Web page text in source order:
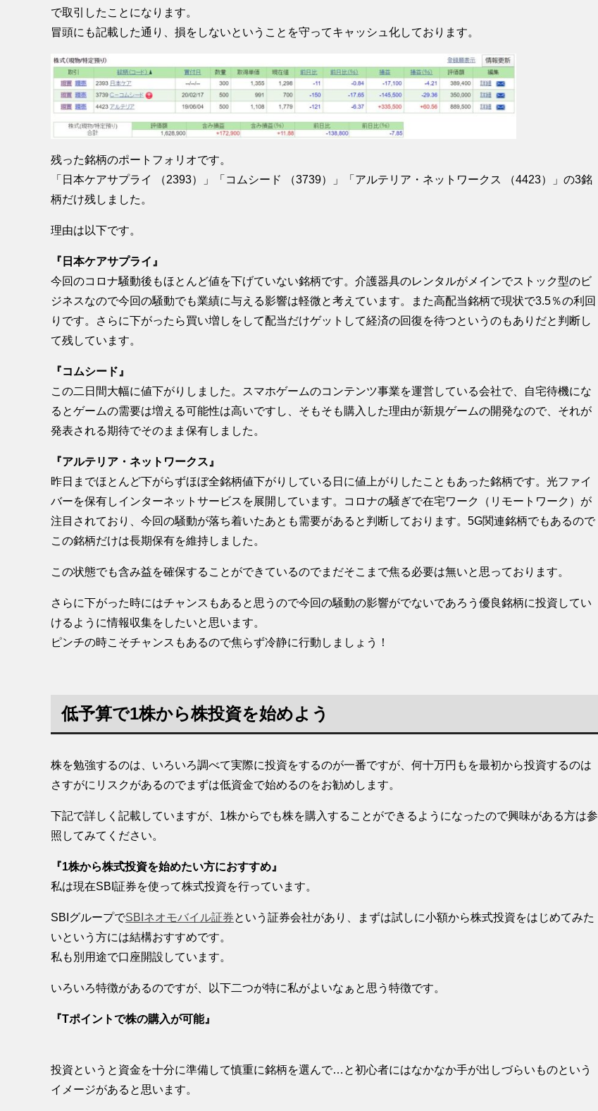
で取引したことになります。
冒頭にも記載した通り、損をしないということを守ってキャッシュ化しております。
残った銘柄のポートフォリオです。
「 日本ケアサプライ （2393）」「 コムシード （3739）」「 アルテリア・ネットワークス
（4423）」の3銘
柄だけ残しました。
理由は以下です。
『日本ケアサプライ』
今回のコロナ騒動後もほとんど値を下げていない銘柄です。介護器具のレンタルがメインでストック型のビ
ジネスなので今回の騒動でも業績に与える影響は軽微と考えています。また高配当銘柄で現状で3.5％の利回
りです。さらに下がったら買い増しをして配当だけゲットして経済の回復を待つというのもありだと判断し
て残しています。
『コムシード』
この二日間大幅に値下がりしました。スマホゲームのコンテンツ事業を運営している会社で、自宅待機にな
るとゲームの需要は増える可能性は高いですし、そもそも購入した理由が新規ゲームの開発なので、それが
発表される期待でそのまま保有しました。
『アルテリア・ネットワークス』
昨日までほとんど下がらずほぼ全銘柄値下がりしている日に値上がりしたこともあった銘柄です。光ファイ
バーを保有しインターネットサービスを展開しています。コロナの騒ぎで在宅ワーク（リモートワーク）が
注目されており、今回の騒動が落ち着いたあとも需要があると判断しております。5G関連銘柄でもあるので
この銘柄だけは長期保有を維持しました。
この状態でも含み益を確保することができているのでまだそこまで焦る必要は無いと思っております。
さらに下がった時にはチャンスもあると思うので今回の騒動の影響がでないであろう優良銘柄に投資してい
けるように情報収集をしたいと思います。
ピンチの時こそチャンスもあるので焦らず冷静に行動しましょう！
低予算で1株から株投資を始めよう
株を勉強するのは、いろいろ調べて実際に投資をするのが一番ですが、何十万円もを最初から投資するのは
さすがにリスクがあるのでまずは低資金で始めるのをお勧めします。
下記で詳しく記載していますが、1株からでも株を購入することができるようになったので興味がある方は参
照してみてください。
『1株から株式投資を始めたい方におすすめ』
私は現在SBI証券を使って株式投資を行っています。
SBIグループでSBIネオモバイル証券という証券会社があり、まずは試しに小額から株式投資をはじめてみた
いという方には結構おすすめです。
私も別用途で口座開設しています。
いろいろ特徴があるのですが、以下二つが特に私がよいなぁと思う特徴です。
『Tポイントで株の購入が可能』
投資というと資金を十分に準備して慎重に銘柄を選んで…と初心者にはなかなか手が出しづらいものという
イメージがあると思います。